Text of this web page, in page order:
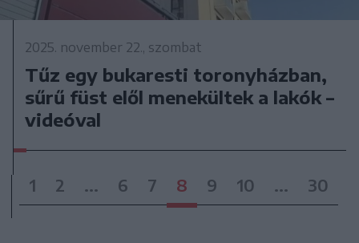
2025. november 22., szombat
Tűz egy bukaresti toronyházban,
sűrű füst elől menekültek a lakók –
videóval
1 2 ... 6 7 8 9 10 ... 30